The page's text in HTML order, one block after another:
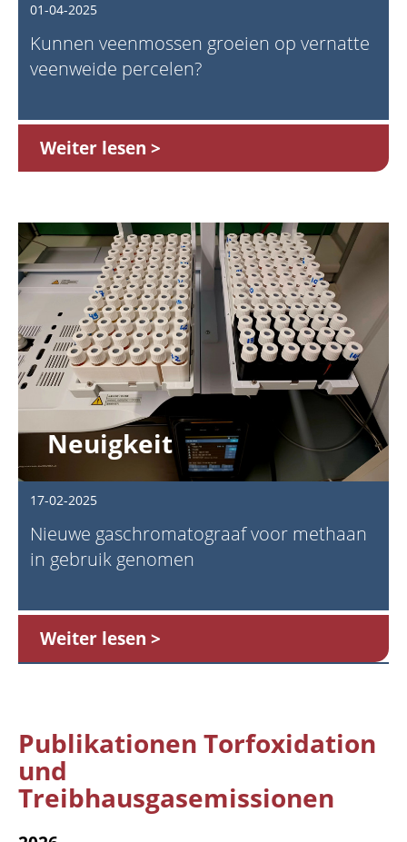
01-04-2025
Kunnen veenmossen groeien op vernatte
veenweide percelen?
Weiter lesen
Neuigkeit
17-02-2025
Nieuwe gaschromatograaf voor methaan
in gebruik genomen
Weiter lesen
Publikationen Torfoxidation
und
Treibhausgasemissionen